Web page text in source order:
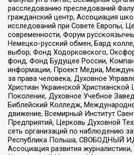
расследованию преследований
гражданский центр, Ассоциация
исследований при Совете Европы,
современности, Форум
Немецко-русский обмен, Бард
выбор, Фонд Ходорковского,
фонд, Фонд Будущее России,
информации, Проект Медиа,
за права человека, Духовное
Христиан Украинской Христианской
Поколение, Духовное Учебное
Библейский Колледж,
движение, Всемирный Институт
Предприятий, Церковь Духовной
сеть организаций по наблюдению
Республика Польша, СВОБОДНЫЙ
Ассоциация развития